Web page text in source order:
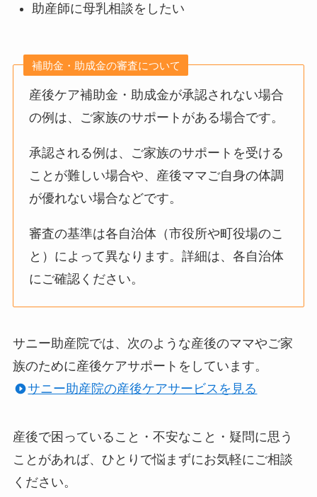
助産師に母乳相談をしたい
補助金・助成金の審査について
産後ケア補助金・助成金が承認されない場合
の例は、ご家族のサポートがある場合です。
承認される例は、ご家族のサポートを受ける
ことが難しい場合や、産後ママご自身の体調
が優れない場合などです。
審査の基準は各自治体（市役所や町役場のこ
と）によって異なります。詳細は、各自治体
にご確認ください。
サニー助産院では、次のような産後のママやご家
族のために産後ケアサポートをしています。
サニー助産院の産後ケアサービスを見る
産後で困っていること・不安なこと・疑問に思う
ことがあれば、ひとりで悩まずにお気軽にご相談
ください。